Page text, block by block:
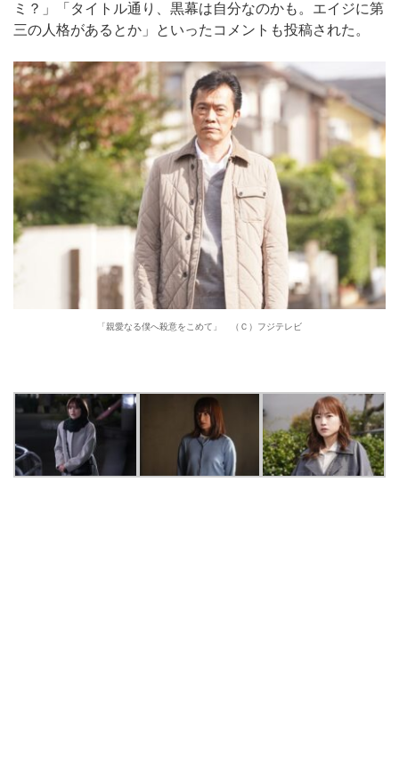
ミ？」「タイトル通り、黒幕は自分なのかも。エイジに第
三の人格があるとか」といったコメントも投稿された。
「親愛なる僕へ殺意をこめて」 （Ｃ）フジテレビ